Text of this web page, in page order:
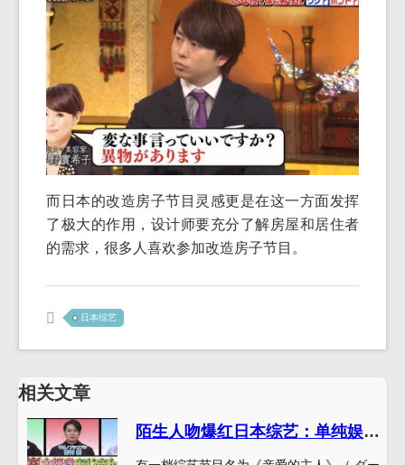
而日本的改造房子节目灵感更是在这一方面发挥
了极大的作用，设计师要充分了解房屋和居住者
的需求，很多人喜欢参加改造房子节目。
日本综艺
相关文章
陌生人吻爆红日本综艺：单纯娱乐还是道德的堕落？